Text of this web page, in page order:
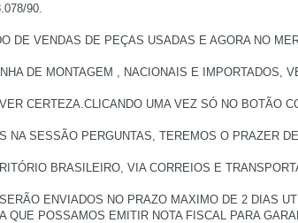
90.
DE VENDAS DE PEÇAS USADAS E AGORA NO
DE MONTAGEM , NACIONAIS E IMPORTADOS,
CERTEZA.CLICANDO UMA VEZ SÓ NO BOTÃO
NA SESSÃO PERGUNTAS, TEREMOS O PRAZER
BRASILEIRO, VIA CORREIOS E
ENVIADOS NO PRAZO MAXIMO DE 2 DIAS
QUE POSSAMOS EMITIR NOTA FISCAL PARA